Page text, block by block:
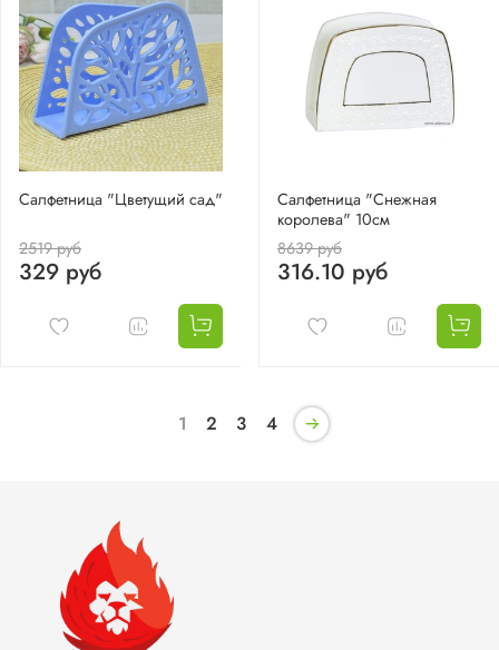
Салфетница "Цветущий сад"
2519 руб
329 руб
Салфетница "Снежная
королева" 10см
8639 руб
316.10 руб
1 2 3 4